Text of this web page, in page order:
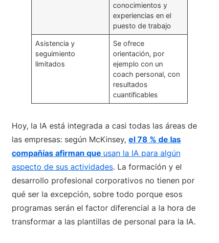
conocimientos y
experiencias en el
puesto de trabajo
Asistencia y
seguimiento
limitados
Se ofrece
orientación, por
ejemplo con un
coach personal, con
resultados
cuantificables
Hoy, la IA está integrada a casi todas las áreas de
las empresas: según McKinsey, el 78 % de las
compañías afirman que usan la IA para algún
aspecto de sus actividades. La formación y el
desarrollo profesional corporativos no tienen por
qué ser la excepción, sobre todo porque esos
programas serán el factor diferencial a la hora de
transformar a las plantillas de personal para la IA.